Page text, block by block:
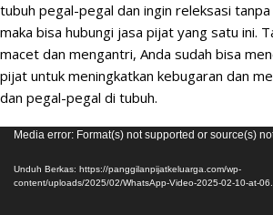
tubuh pegal-pegal dan ingin releksasi
maka bisa hubungi jasa pijat yang satu ini.
macet dan mengantri, Anda sudah bisa
pijat untuk meningkatkan kebugaran dan
dan pegal-pegal di tubuh.
Pemutar
Media error: Format(s) not supported or source(s)
Unduh Berkas: https://panggilanpijatkeluarga.com/wp-
content/uploads/2025/02/WhatsApp-Video-2025-02-10-at-